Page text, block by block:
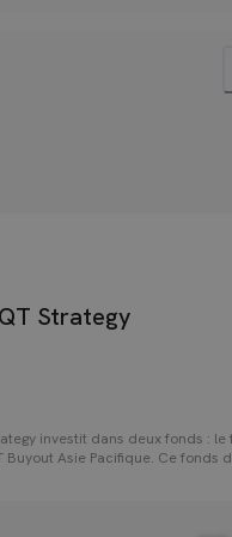
Strategy
investit dans deux fonds : le
Buyout Asie Pacifique. Ce fonds